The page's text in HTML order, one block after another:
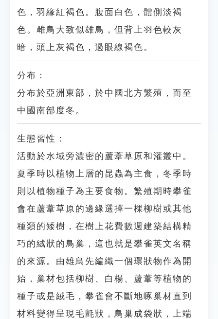
色，羽緣紅褐色。腹面白色，體側淡褐
色。雌鳥大致似雄鳥，但背上羽色較灰
暗，頭上灰褐色，過眼線褐色。
分布：
分布於亞洲東部，於中國北方繁殖，而至
中國南部度冬。
生態習性：
活動於水域旁濃密的蘆葦草原和灌叢中。
夏季時以植物上層的昆蟲為主食，冬季時
則以植物種子為主要食物。繁殖期時攀雀
會在蘆葦草原的邊緣選擇一棵柳樹或其他
種類的矮樹，在樹上花費數週建築結構精
巧的絨狀的鳥巢，這也就是攀雀英文名稱
的來源。由雄鳥先編織一個環狀物作為開
始，巢材包括柳樹、白楊、蘆葦等植物的
種子或是絨毛，攀雀會不斷地啄巢材直到
材料變得呈現毛氈狀，鳥巢成袋狀，上端